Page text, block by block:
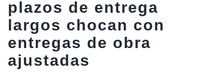
plazos de entrega
largos chocan con
entregas de obra
ajustadas